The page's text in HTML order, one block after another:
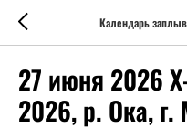
Календарь
27 июня 2026
2026, р. Ока, г.